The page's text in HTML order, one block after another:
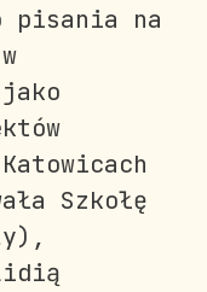
pisania na
Szkołę